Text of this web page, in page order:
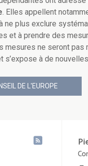
. Elles appellent
ne plus exclure
et à prendre des
mesures ne seront
à de
DE L'EUROPE